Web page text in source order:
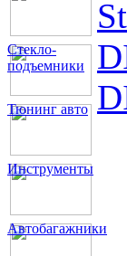
Стекло-
подъемники
Тюнинг авто
Инструменты
Автобагажники